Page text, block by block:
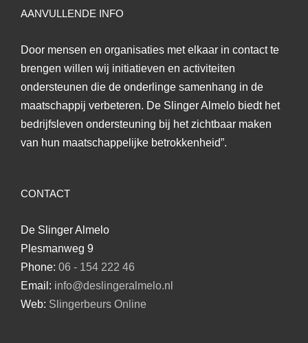
AANVULLENDE INFO
Door mensen en organisaties met elkaar in contact te
brengen willen wij initiatieven en activiteiten
ondersteunen die de onderlinge samenhang in de
maatschappij verbeteren. De Slinger Almelo biedt het
bedrijfsleven ondersteuning bij het zichtbaar maken
van hun maatschappelijke betrokkenheid”.
CONTACT
De Slinger Almelo
Plesmanweg 9
Phone: 06 - 154 222 46
Email: info@deslingeralmelo.nl
Web: Slingerbeurs Online